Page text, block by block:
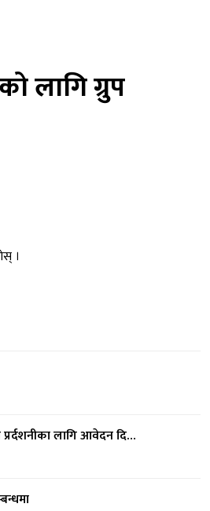
लागि ग्रुप
।
प्रर्दशनीका लागि आवेदन दि…